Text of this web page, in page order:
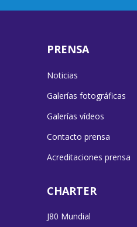
PRENSA
Noticias
Galerías fotográficas
Galerías vídeos
Contacto prensa
Acreditaciones prensa
CHARTER
J80 Mundial